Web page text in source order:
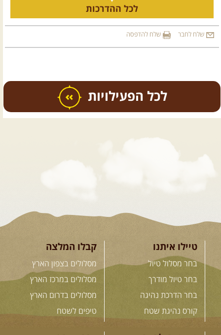
לכל ההדרכות
שלח לחבר שלח להדפסה
כל הפעילויות
טיולים מודרכים בארץ
12.08.2026 רביעי
בשבילי עמק המעיינות
מי לא צריך בימים אלו קצת טבע
ואנרגיות טובות .... מועדון ...
טיילו איתנו
בחר מסלול טיול
בחר טיול מודרך
בחר הדרכת נהיגה
קורס נהיגת שטח
קבלו המלצה
מסלולים בצפון הארץ
מסלולים במרכז הארץ
מסלולים בדרום הארץ
טיפים לשטח